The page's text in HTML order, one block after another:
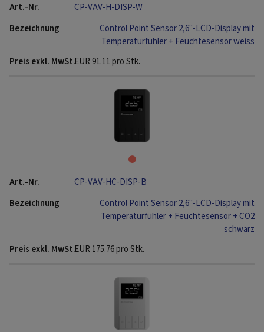
CP-VAV-H-DISP-W
Control Point Sensor 2,6"-LCD-Display mit
Temperaturfühler + Feuchtesensor weiss
EUR91.11pro Stk.
CP-VAV-HC-DISP-B
Control Point Sensor 2,6"-LCD-Display mit
Temperaturfühler + Feuchtesensor + CO2
schwarz
EUR 175.76pro Stk.